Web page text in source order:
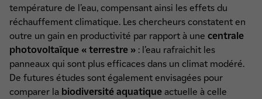
température de l’eau, compensant ainsi les effets du
réchauffement climatique. Les chercheurs constatent en
outre un gain en productivité par rapport à une centrale
photovoltaïque « terrestre » : l’eau rafraichit les
panneaux qui sont plus efficaces dans un climat modéré.
De futures études sont également envisagées pour
comparer la biodiversité aquatique actuelle à celle